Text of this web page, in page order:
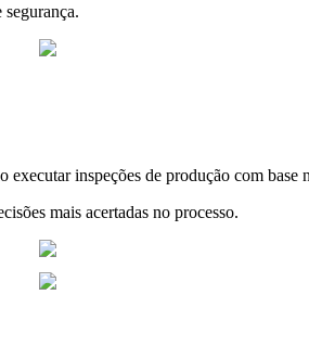
inspeções de produção com base
mais acertadas no processo.